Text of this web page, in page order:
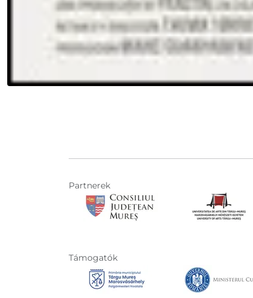
Partnerek
Támogatók